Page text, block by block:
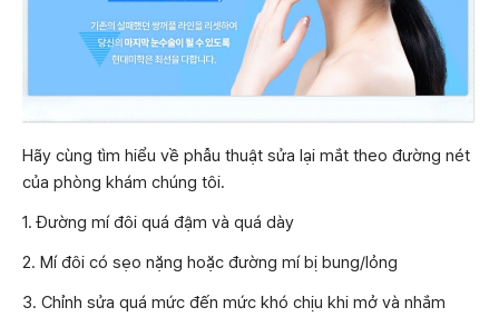
Hãy cùng tìm hiểu về phẫu thuật sửa lại mắt theo đường nét
của phòng khám chúng tôi.
1. Đường mí đôi quá đậm và quá dày
2. Mí đôi có sẹo nặng hoặc đường mí bị bung/lỏng
3. Chỉnh sửa quá mức đến mức khó chịu khi mở và nhắm